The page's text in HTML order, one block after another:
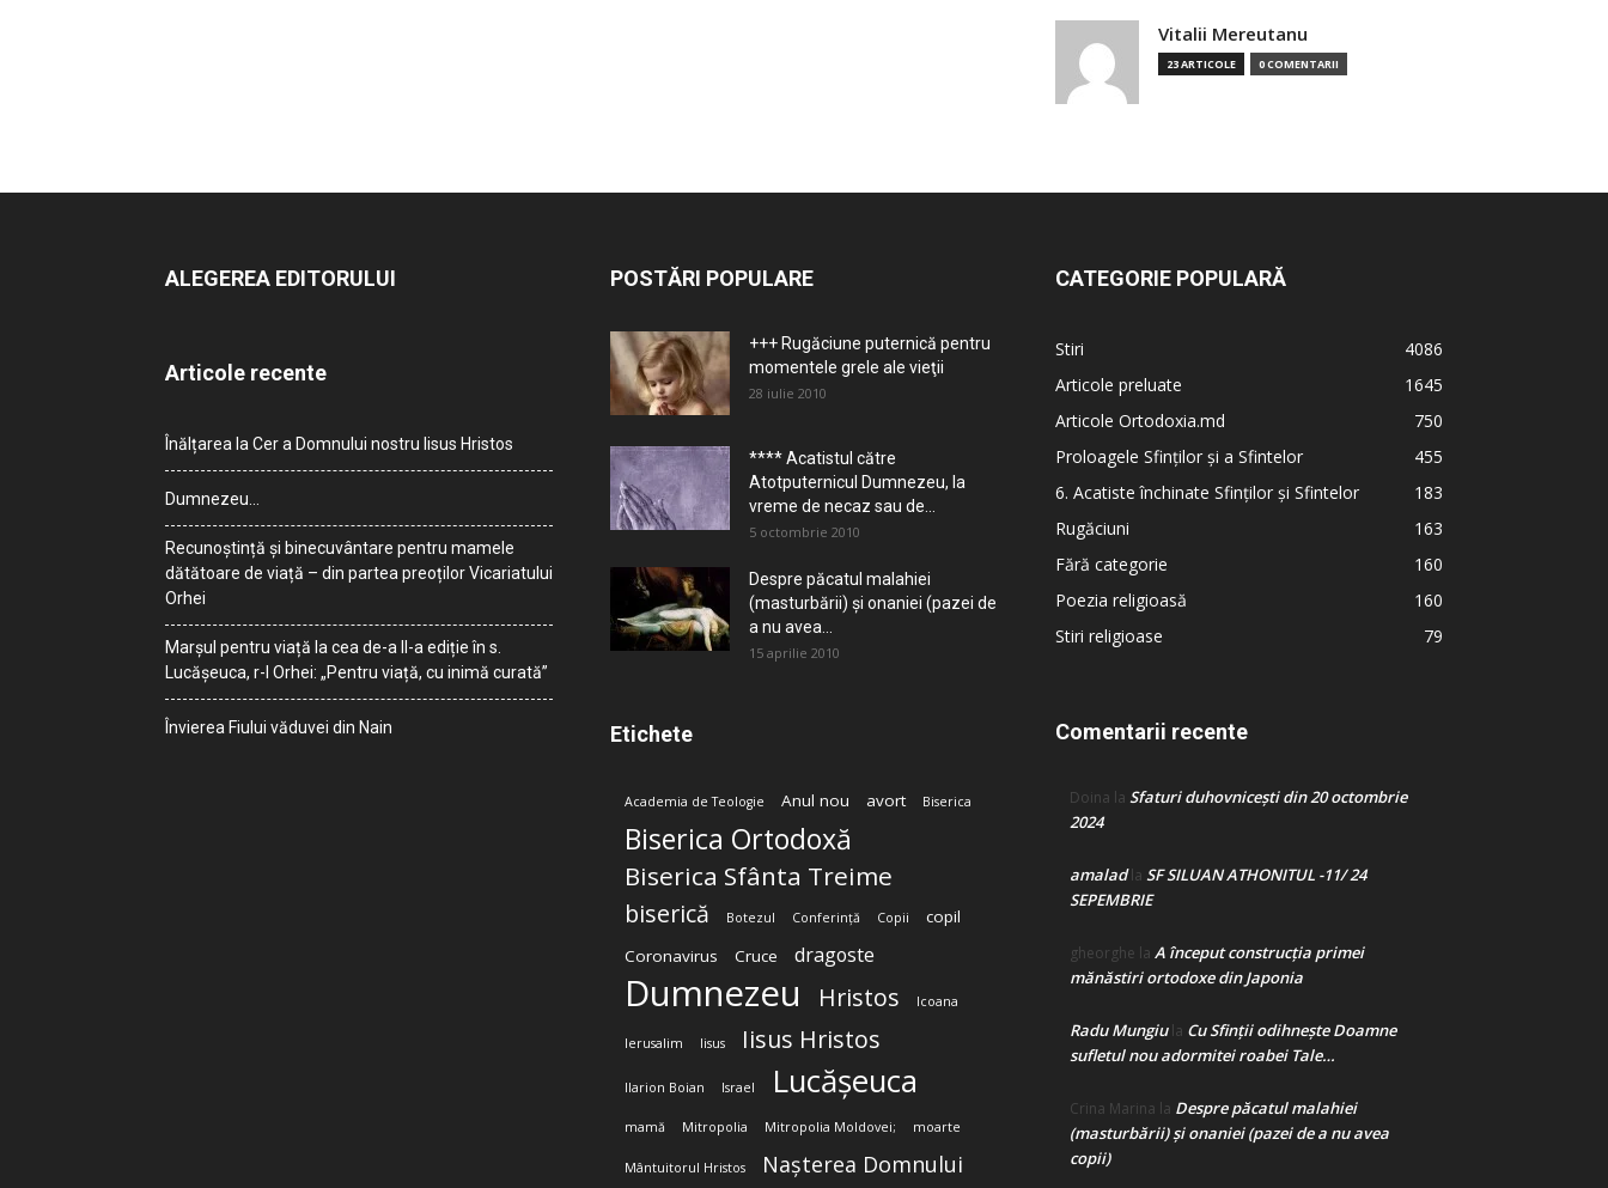
Vitalii Mereutanu
23 ARTICOLE 0 COMENTARII
ALEGEREA EDITORULUI
Articole recente
Înălțarea la Cer a Domnului nostru Iisus Hristos
Dumnezeu…
Recunoștință și binecuvântare pentru mamele
dătătoare de viață – din partea preoților Vicariatului
Orhei
Marșul pentru viață la cea de-a II-a ediție în s.
Lucășeuca, r-l Orhei: „Pentru viață, cu inimă curată”
Învierea Fiului văduvei din Nain
POSTĂRI POPULARE
+++ Rugăciune puternică pentru
momentele grele ale vieţii
28 iulie 2010
**** Acatistul către
Atotputernicul Dumnezeu, la
vreme de necaz sau de...
5 octombrie 2010
Despre păcatul malahiei
(masturbării) şi onaniei (pazei de
a nu avea...
15 aprilie 2010
Etichete
Academia de Teologie Anul nou avort Biserica
Biserica Ortodoxă
Biserica Sfânta Treime
biserică Botezul Conferință Copii
copil
Coronavirus
Cruce dragoste
Dumnezeu Hristos Icoana
Ierusalim Iisus Iisus Hristos
Ilarion Boian Israel Lucășeuca
mamă Mitropolia Mitropolia Moldovei; moarte
Mântuitorul Hristos Nașterea Domnului
CATEGORIE POPULARĂ
Stiri
4086
Articole preluate
1645
Articole Ortodoxia.md
750
Proloagele Sfinților și a Sfintelor
455
6. Acatiste închinate Sfinților și Sfintelor
183
Rugăciuni
163
Fără categorie
160
Poezia religioasă
160
Stiri religioase
79
Comentarii recente
Doina la Sfaturi duhovnicești din 20 octombrie
2024
amaladla SF SILUAN ATHONITUL -11/ 24
SEPEMBRIE
gheorghe la A început construcţia primei
mănăstiri ortodoxe din Japonia
Radu Mungiula Cu Sfinții odihnește Doamne
sufletul nou adormitei roabei Tale…
Crina Marina la Despre păcatul malahiei
(masturbării) şi onaniei (pazei de a nu avea
copii)